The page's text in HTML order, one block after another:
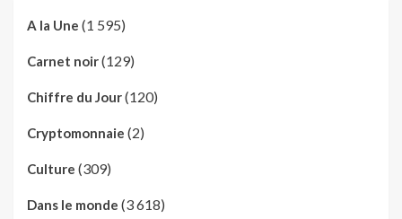
A la Une (1 595)
Carnet noir(129)
Chiffre du Jour(120)
Cryptomonnaie (2)
Culture (309)
Dans le monde (3 618)